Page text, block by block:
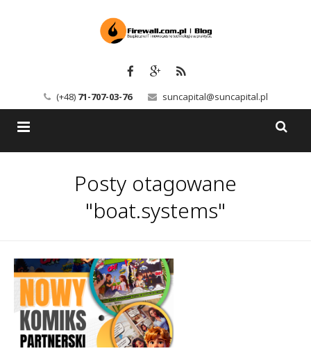
(+48) 71-707-03-76 suncapital@suncapital.pl
Kerio
Serwery pocztowe
Sophos
Szkolenia
Kontakt
Polityka prywatności
Posty otagowane
"boat.systems"